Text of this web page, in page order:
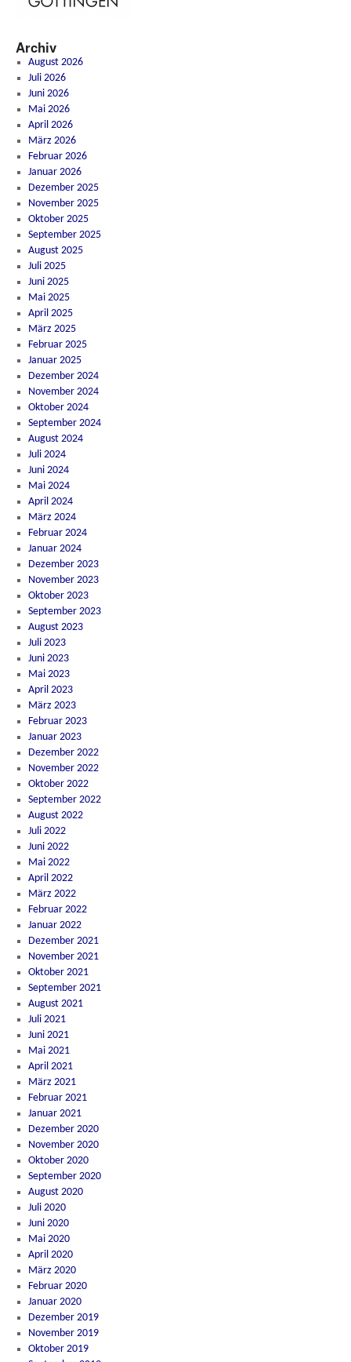
Archiv
August 2026
Juli 2026
Juni 2026
Mai 2026
April 2026
März 2026
Februar 2026
Januar 2026
Dezember 2025
November 2025
Oktober 2025
September 2025
August 2025
Juli 2025
Juni 2025
Mai 2025
April 2025
März 2025
Februar 2025
Januar 2025
Dezember 2024
November 2024
Oktober 2024
September 2024
August 2024
Juli 2024
Juni 2024
Mai 2024
April 2024
März 2024
Februar 2024
Januar 2024
Dezember 2023
November 2023
Oktober 2023
September 2023
August 2023
Juli 2023
Juni 2023
Mai 2023
April 2023
März 2023
Februar 2023
Januar 2023
Dezember 2022
November 2022
Oktober 2022
September 2022
August 2022
Juli 2022
Juni 2022
Mai 2022
April 2022
März 2022
Februar 2022
Januar 2022
Dezember 2021
November 2021
Oktober 2021
September 2021
August 2021
Juli 2021
Juni 2021
Mai 2021
April 2021
März 2021
Februar 2021
Januar 2021
Dezember 2020
November 2020
Oktober 2020
September 2020
August 2020
Juli 2020
Juni 2020
Mai 2020
April 2020
März 2020
Februar 2020
Januar 2020
Dezember 2019
November 2019
Oktober 2019